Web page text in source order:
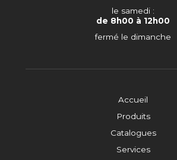
Accueil
Produits
Catalogues
Services
le samedi :
de 8h00 à 12h00
fermé le dimanche